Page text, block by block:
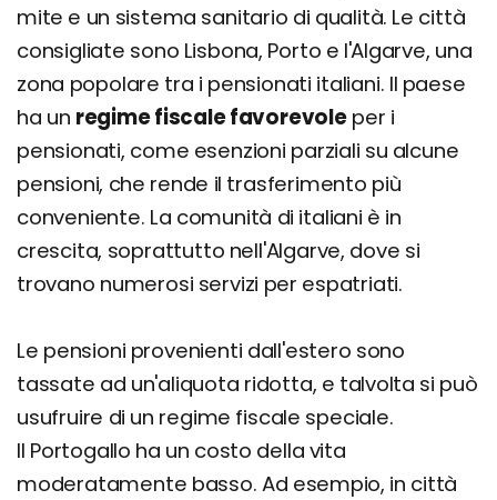
mite e un sistema sanitario di qualità. Le città
consigliate sono Lisbona, Porto e l'Algarve, una
zona popolare tra i pensionati italiani. Il paese
ha un regime fiscale favorevoleper i
pensionati, come esenzioni parziali su alcune
pensioni, che rende il trasferimento più
conveniente. La comunità di italiani è in
crescita, soprattutto nell'Algarve, dove si
trovano numerosi servizi per espatriati.
Le pensioni provenienti dall'estero sono
tassate ad un'aliquota ridotta, e talvolta si può
usufruire di un regime fiscale speciale.
Il Portogallo ha un costo della vita
moderatamente basso. Ad esempio, in città